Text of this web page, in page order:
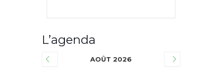
L’agenda
AOÛT 2026